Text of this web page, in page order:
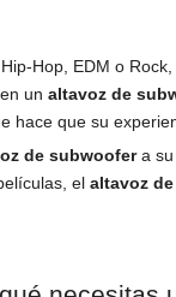
Hop, EDM o
un altavoz de
hace que su
de subwoofera su
el altavoz